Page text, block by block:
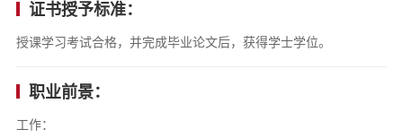
证书授予标准：
授课学习考试合格，并完成毕业论文后，获得学士学位。
职业前景：
工作：